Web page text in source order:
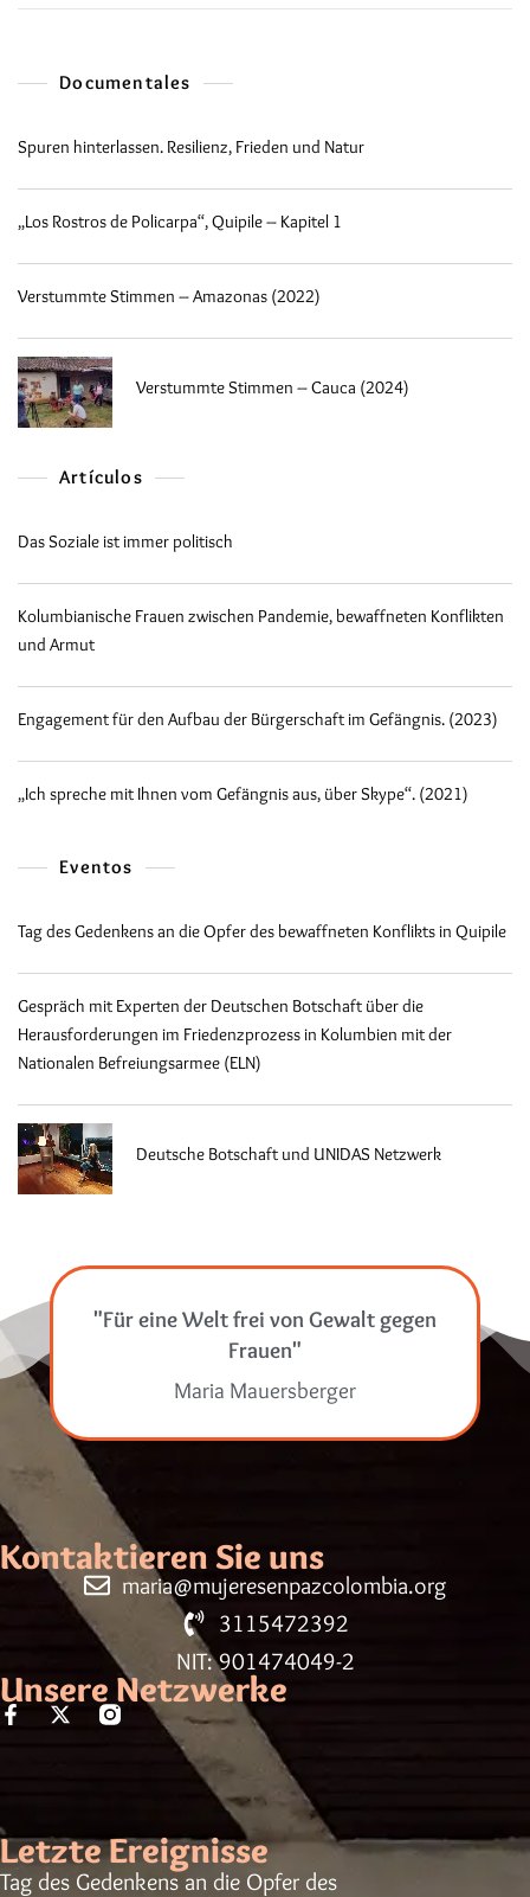
Documentales
Spuren hinterlassen. Resilienz, Frieden und Natur
„Los Rostros de Policarpa“, Quipile – Kapitel 1
Verstummte Stimmen – Amazonas (2022)
Verstummte Stimmen – Cauca (2024)
Artículos
Das Soziale ist immer politisch
Kolumbianische Frauen zwischen Pandemie, bewaffneten Konflikten
und Armut
Engagement für den Aufbau der Bürgerschaft im Gefängnis. (2023)
„Ich spreche mit Ihnen vom Gefängnis aus, über Skype“. (2021)
Eventos
Tag des Gedenkens an die Opfer des bewaffneten Konflikts in Quipile
Gespräch mit Experten der Deutschen Botschaft über die
Herausforderungen im Friedenzprozess in Kolumbien mit der
Nationalen Befreiungsarmee (ELN)
Deutsche Botschaft und UNIDAS Netzwerk
"Für eine Welt frei von Gewalt gegen
Frauen"
Maria Mauersberger
Kontaktieren Sie uns
maria@mujeresenpazcolombia.org
3115472392
NIT: 901474049-2
Unsere Netzwerke
Letzte Ereignisse
Tag des Gedenkens an die Opfer des